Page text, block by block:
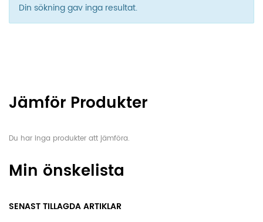
Din sökning gav inga resultat.
Jämför Produkter
Du har inga produkter att jämföra.
Min önskelista
SENAST TILLAGDA ARTIKLAR